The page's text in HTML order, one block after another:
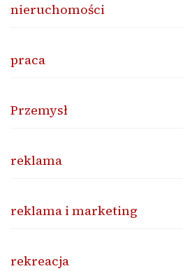
nieruchomości
praca
Przemysł
reklama
reklama i marketing
rekreacja